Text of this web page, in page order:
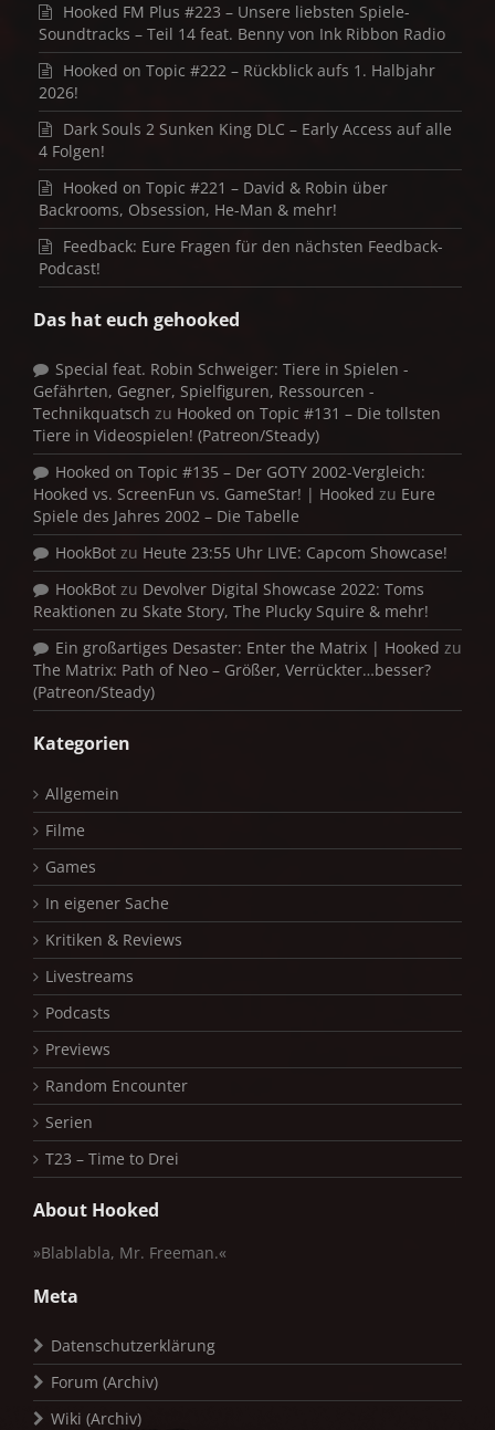
Hooked FM Plus #223 – Unsere liebsten Spiele-
Soundtracks – Teil 14 feat. Benny von Ink Ribbon Radio
Hooked on Topic #222 – Rückblick aufs 1. Halbjahr
2026!
Dark Souls 2 Sunken King DLC – Early Access auf alle
4 Folgen!
Hooked on Topic #221 – David & Robin über
Backrooms, Obsession, He-Man & mehr!
Feedback: Eure Fragen für den nächsten Feedback-
Podcast!
Das hat euch gehooked
Special feat. Robin Schweiger: Tiere in Spielen -
Gefährten, Gegner, Spielfiguren, Ressourcen -
Technikquatsch zu Hooked on Topic #131 – Die tollsten
Tiere in Videospielen! (Patreon/Steady)
Hooked on Topic #135 – Der GOTY 2002-Vergleich:
Hooked vs. ScreenFun vs. GameStar! | Hooked zu Eure
Spiele des Jahres 2002 – Die Tabelle
HookBot zu Heute 23:55 Uhr LIVE: Capcom Showcase!
HookBot zu Devolver Digital Showcase 2022: Toms
Reaktionen zu Skate Story, The Plucky Squire & mehr!
Ein großartiges Desaster: Enter the Matrix | Hooked zu
The Matrix: Path of Neo – Größer, Verrückter…besser?
(Patreon/Steady)
Kategorien
Allgemein
Filme
Games
In eigener Sache
Kritiken & Reviews
Livestreams
Podcasts
Previews
Random Encounter
Serien
T23 – Time to Drei
About Hooked
»Blablabla, Mr. Freeman.«
Meta
Datenschutzerklärung
Forum (Archiv)
Wiki (Archiv)